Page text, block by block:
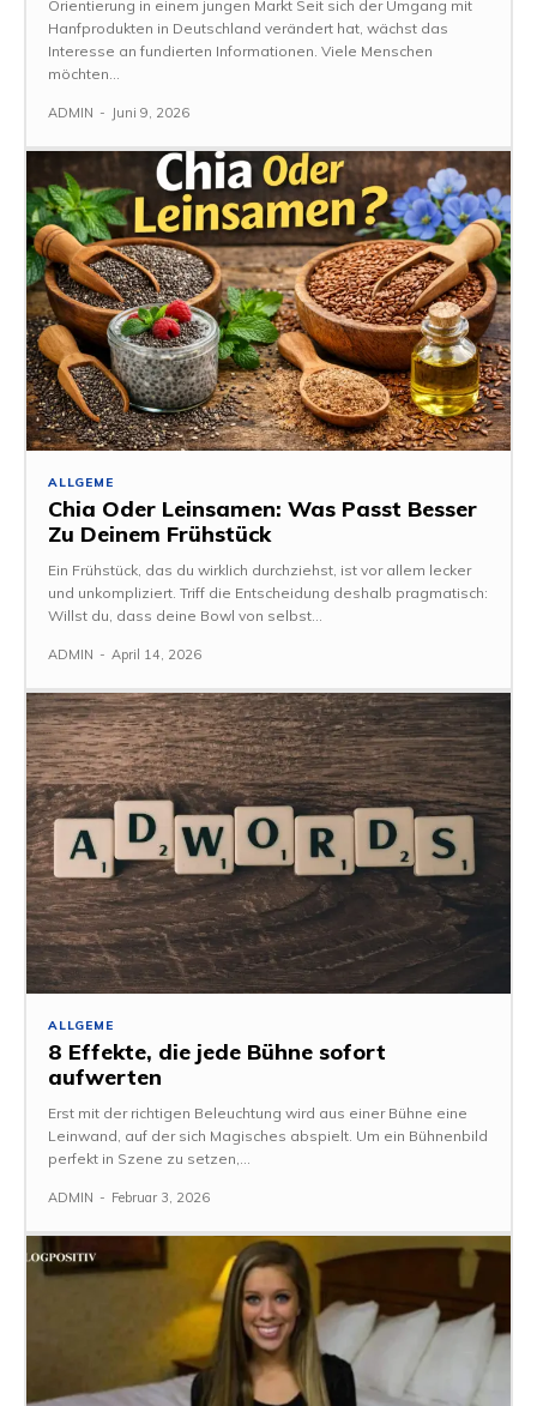
Orientierung in einem jungen Markt Seit sich der Umgang mit
Hanfprodukten in Deutschland verändert hat, wächst das
Interesse an fundierten Informationen. Viele Menschen
möchten...
ADMIN - Juni 9, 2026
ALLGEME
Chia Oder Leinsamen: Was Passt Besser
Zu Deinem Frühstück
Ein Frühstück, das du wirklich durchziehst, ist vor allem lecker
und unkompliziert. Triff die Entscheidung deshalb pragmatisch:
Willst du, dass deine Bowl von selbst...
ADMIN - April 14, 2026
ALLGEME
8 Effekte, die jede Bühne sofort
aufwerten
Erst mit der richtigen Beleuchtung wird aus einer Bühne eine
Leinwand, auf der sich Magisches abspielt. Um ein Bühnenbild
perfekt in Szene zu setzen,...
ADMIN - Februar 3, 2026